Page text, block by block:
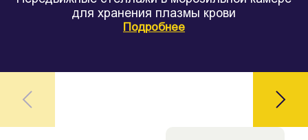
для хранения плазмы крови
Подробнее